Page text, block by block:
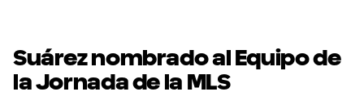
Suárez nombrado al Equipo de
la Jornada de la MLS